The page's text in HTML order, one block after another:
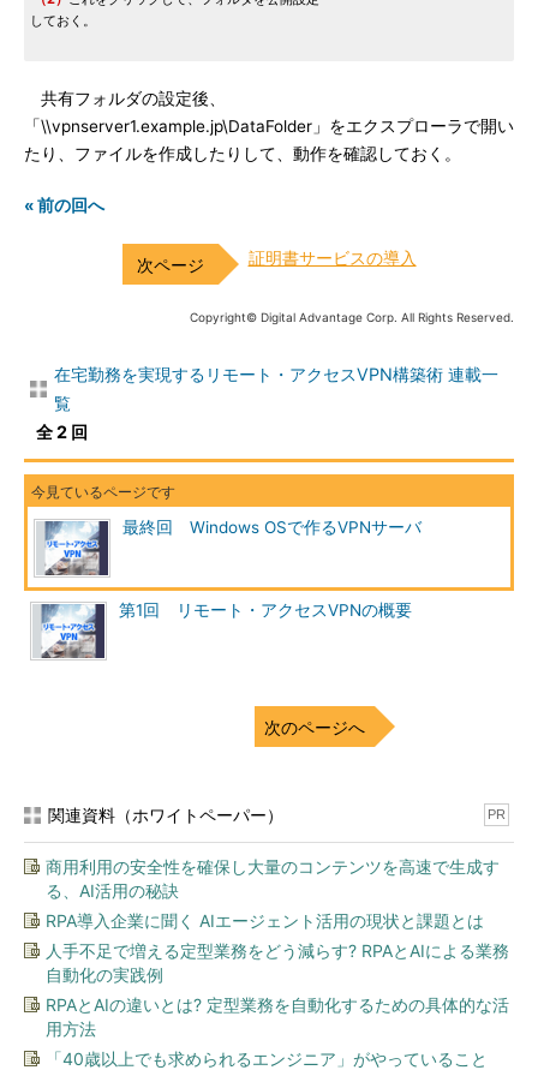
しておく。
共有フォルダの設定後、
「\\vpnserver1.example.jp\DataFolder」をエクスプローラで開い
たり、ファイルを作成したりして、動作を確認しておく。
« 前の回へ
証明書サービスの導入
Copyright© Digital Advantage Corp. All Rights Reserved.
在宅勤務を実現するリモート・アクセスVPN構築術 連載一
覧
全 2 回
最終回 Windows OSで作るVPNサーバ
第1回 リモート・アクセスVPNの概要
次のページへ
関連資料（ホワイトペーパー） PR
商用利用の安全性を確保し大量のコンテンツを高速で生成す
る、AI活用の秘訣
RPA導入企業に聞く AIエージェント活用の現状と課題とは
人手不足で増える定型業務をどう減らす? RPAとAIによる業務
自動化の実践例
RPAとAIの違いとは? 定型業務を自動化するための具体的な活
用方法
「40歳以上でも求められるエンジニア」がやっていること